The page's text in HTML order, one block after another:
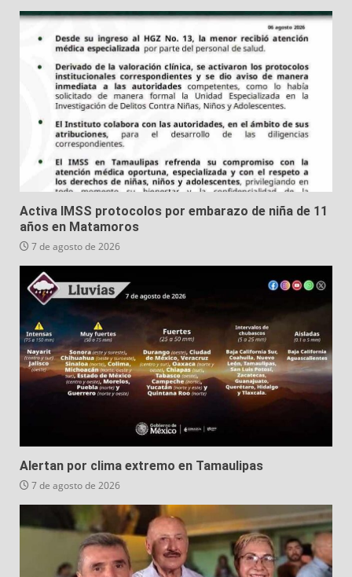
Activa IMSS protocolos por embarazo de niña de 11
años en Matamoros
7 de agosto de 2026
Alertan por clima extremo en Tamaulipas
7 de agosto de 2026